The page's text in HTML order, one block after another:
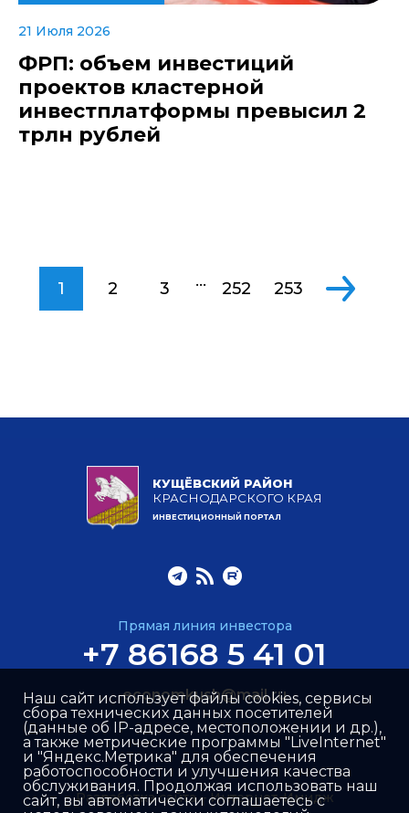
21 Июля 2026
ФРП: объем инвестиций
проектов кластерной
инвестплатформы превысил 2
трлн рублей
1 2 3 ... 252 253
КУЩЁВСКИЙ РАЙОН
КРАСНОДАРСКОГО КРАЯ
ИНВЕСТИЦИОННЫЙ ПОРТАЛ
Прямая линия инвестора
+7 86168 5 41 01
economkush@mail.ru
Разработка сайта –Интернет-Имидж
Наш сайт использует файлы cookies, сервисы
сбора технических данных посетителей
(данные об IP-адресе, местоположении и др.),
а также метрические программы "LiveInternet"
и "Яндекс.Метрика" для обеспечения
работоспособности и улучшения качества
обслуживания. Продолжая использовать наш
сайт, вы автоматически соглашаетесь с